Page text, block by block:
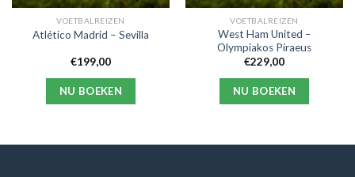
VOETBALREIZEN
Atlético Madrid – Sevilla
€199,00
NU BOEKEN
VOETBALREIZEN
West Ham United –
Olympiakos Piraeus
€229,00
NU BOEKEN